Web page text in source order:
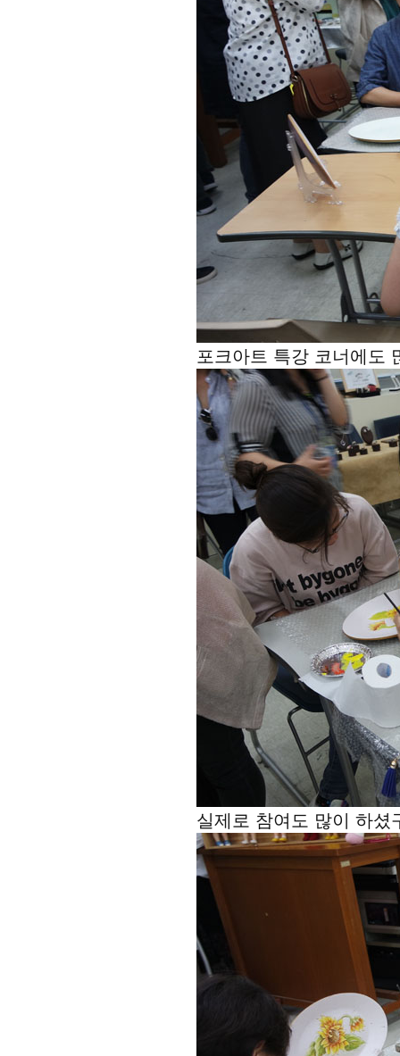
포크아트 특강 코너에도
실제로 참여도 많이 하셨